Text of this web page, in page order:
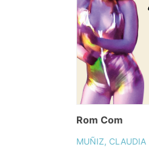
Rom Com
MUÑIZ, CLAUDIA